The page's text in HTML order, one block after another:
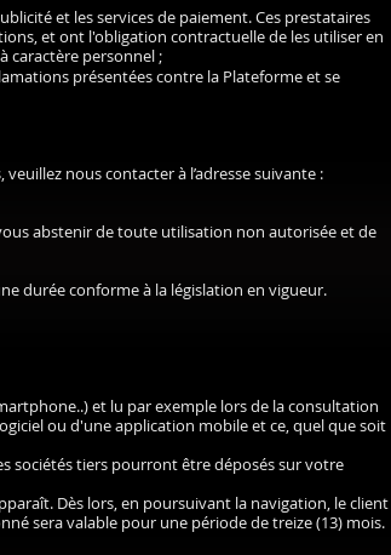
et les services de paiement. Ces prestataires
et ont l'obligation contractuelle de les utiliser en
caractère personnel ;
présentées contre la Plateforme et se
nous contacter à l’adresse suivante :
abstenir de toute utilisation non autorisée et de
durée conforme à la législation en vigueur.
et lu par exemple lors de la consultation
ou d'une application mobile et ce, quel que soit
sociétés tiers pourront être déposés sur votre
Dès lors, en poursuivant la navigation, le client
sera valable pour une période de treize (13) mois.